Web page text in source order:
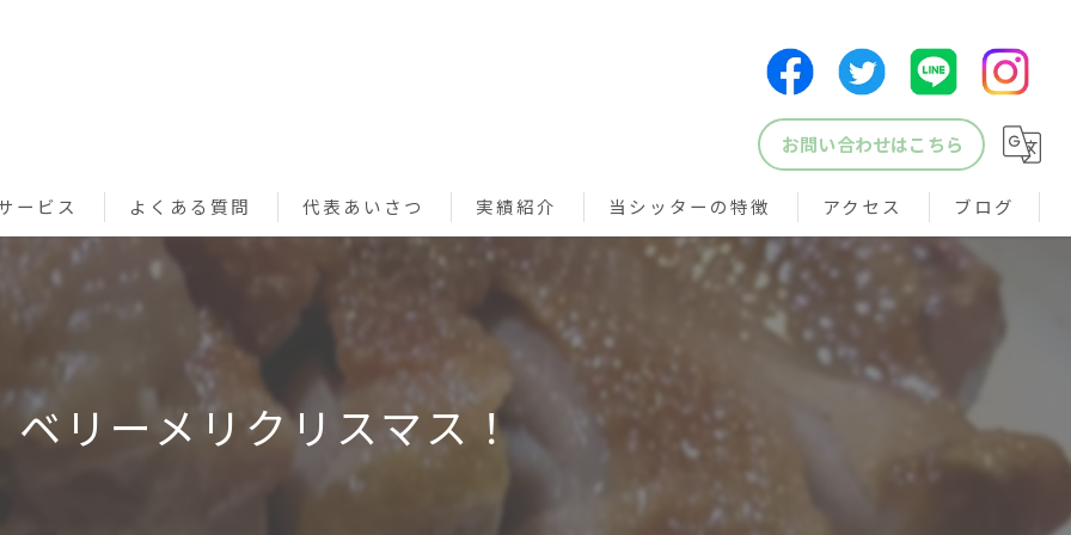
お問い合わせはこちら
ービス
ットシッターサービス
用規約
よくある質問 代表あいさつ 実績紹介 当シッターの特徴
猫
ペットシッター
アクセス ブログ
ベリーメリクリスマス！